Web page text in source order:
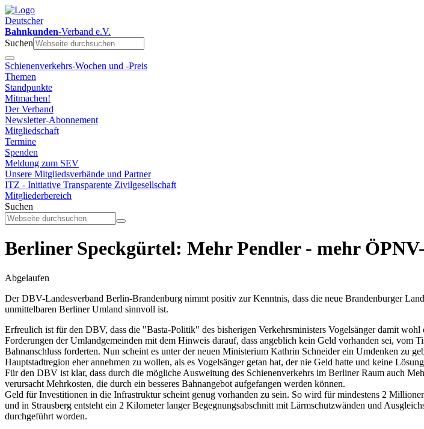
Deutscher
Bahnkunden-Verband e.V.
Suchen
Schienenverkehrs-Wochen und -Preis
Themen
Standpunkte
Mitmachen!
Der Verband
Newsletter-Abonnement
Mitgliedschaft
Termine
Spenden
Meldung zum SEV
Unsere Mitgliedsverbände und Partner
ITZ - Initiative Transparente Zivilgesellschaft
Mitgliederbereich
Suchen
Berliner Speckgürtel: Mehr Pendler - mehr
Abgelaufen
Der DBV-Landesverband Berlin-Brandenburg nimmt positiv zur Kenntnis, dass die neue Brandenburger
unmittelbaren Berliner Umland sinnvoll ist.
Erfreulich ist für den DBV, dass die "Basta-Politik" des bisherigen Verkehrsministers Vogelsänger damit
Forderungen der Umlandgemeinden mit dem Hinweis darauf, dass angeblich kein Geld vorhanden sei, vom
Bahnanschluss forderten. Nun scheint es unter der neuen Ministerium Kathrin Schneider ein Umdenken zu
Hauptstadtregion eher annehmen zu wollen, als es Vogelsänger getan hat, der nie Geld hatte und keine
Für den DBV ist klar, dass durch die mögliche Ausweitung des Schienenverkehrs im Berliner Raum auch
verursacht Mehrkosten, die durch ein besseres Bahnangebot aufgefangen werden können.
Geld für Investitionen in die Infrastruktur scheint genug vorhanden zu sein. So wird für mindestens 2
und in Strausberg entsteht ein 2 Kilometer langer Begegnungsabschnitt mit Lärmschutzwänden und
durchgeführt worden.